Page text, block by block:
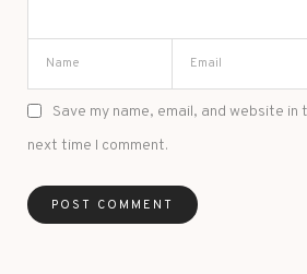
Save my name, email, and website
next time I comment.